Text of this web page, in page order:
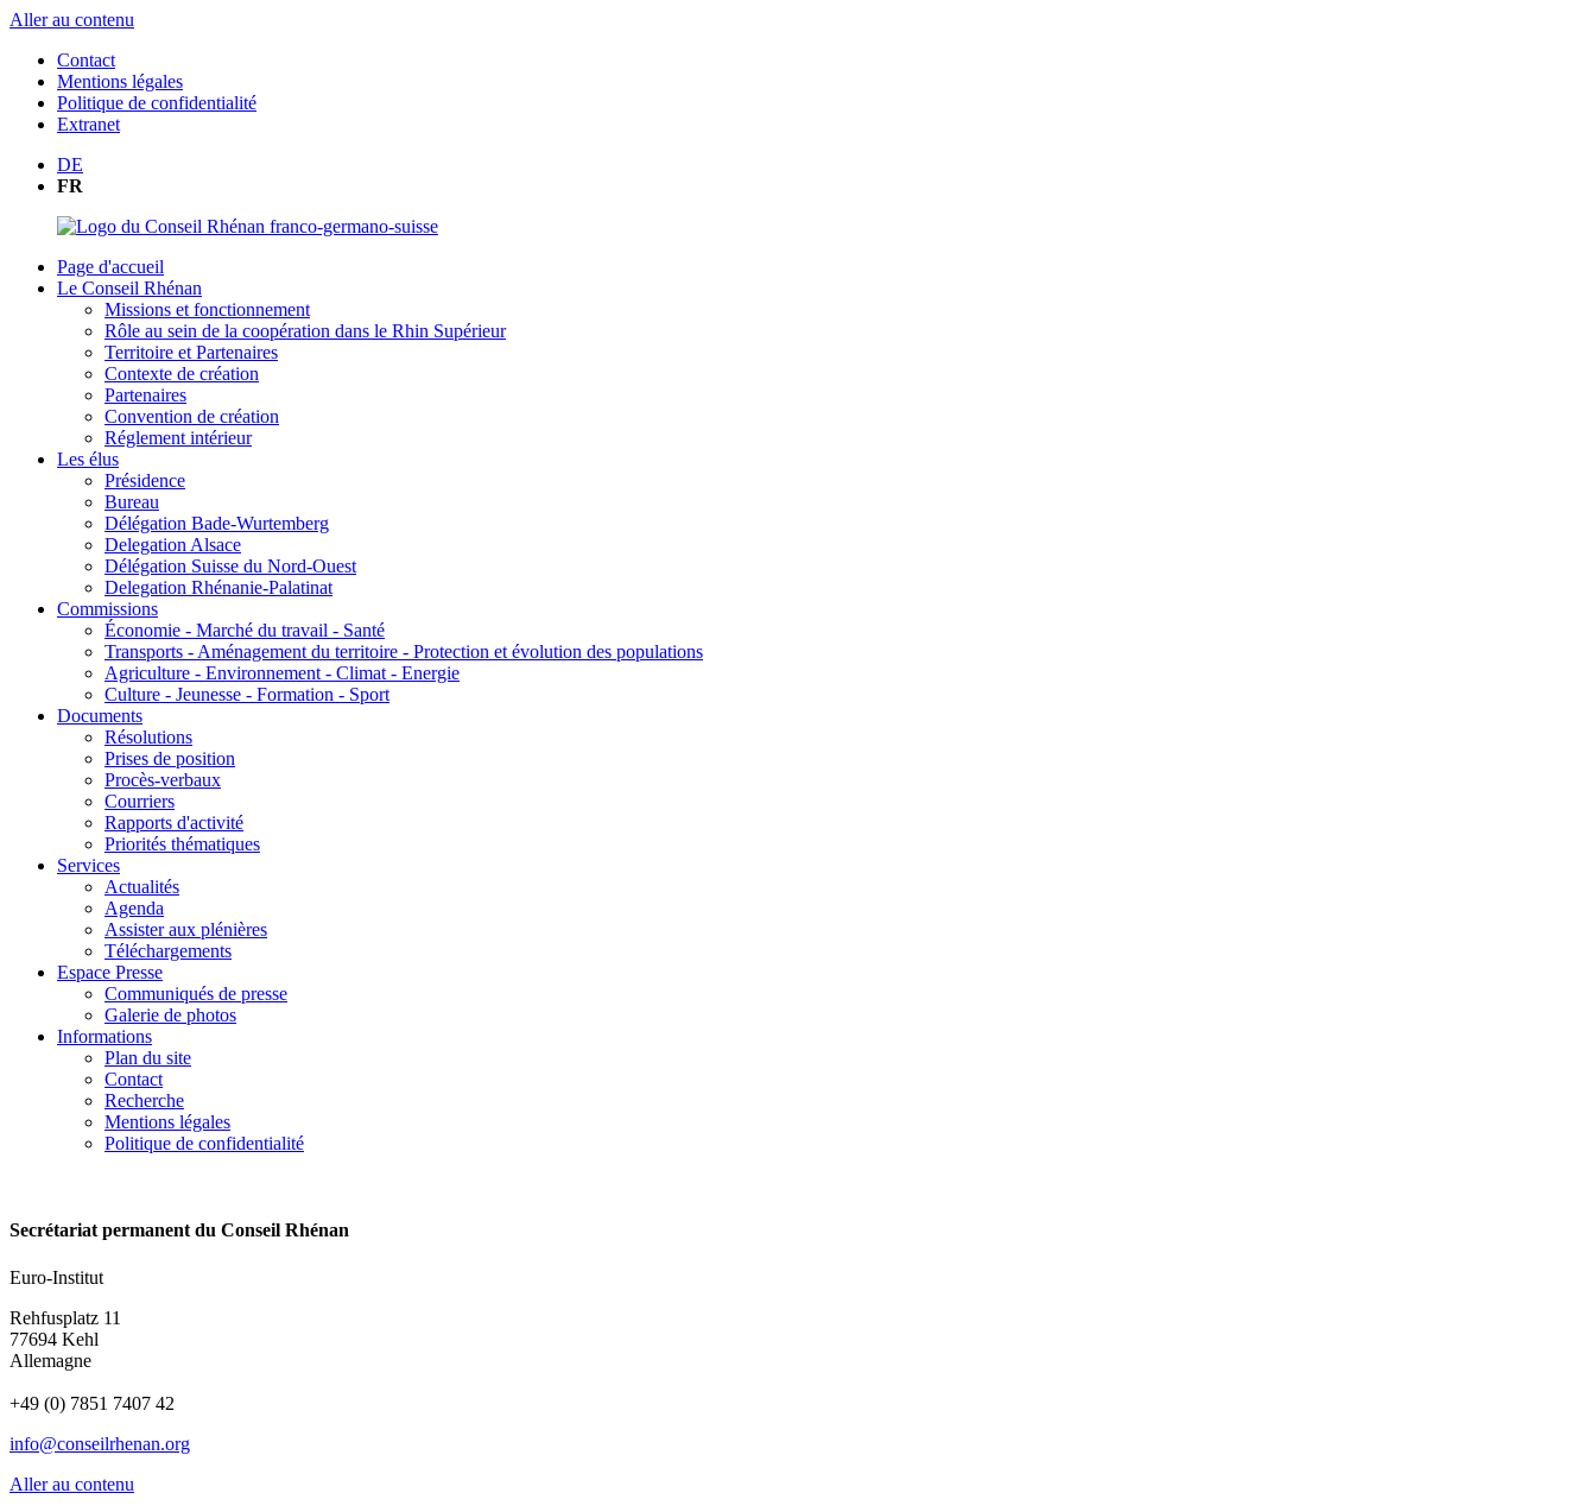
Aller au contenu
Contact
Mentions légales
Politique de confidentialité
Extranet
DE
FR
Page d'accueil
Le Conseil Rhénan
Missions et fonctionnement
Rôle au sein de la coopération dans le Rhin Supérieur
Territoire et Partenaires
Contexte de création
Partenaires
Convention de création
Réglement intérieur
Les élus
Présidence
Bureau
Délégation Bade-Wurtemberg
Delegation Alsace
Délégation Suisse du Nord-Ouest
Delegation Rhénanie-Palatinat
Commissions
Économie - Marché du travail - Santé
Transports - Aménagement du territoire - Protection et évolution des populations
Agriculture - Environnement - Climat - Energie
Culture - Jeunesse - Formation - Sport
Documents
Résolutions
Prises de position
Procès-verbaux
Courriers
Rapports d'activité
Priorités thématiques
Services
Actualités
Agenda
Assister aux plénières
Téléchargements
Espace Presse
Communiqués de presse
Galerie de photos
Informations
Plan du site
Contact
Recherche
Mentions légales
Politique de confidentialité
Secrétariat permanent du Conseil Rhénan
Euro-Institut
Rehfusplatz 11
77694 Kehl
Allemagne
+49 (0) 7851 7407 42
info@conseilrhenan.org
Aller au contenu